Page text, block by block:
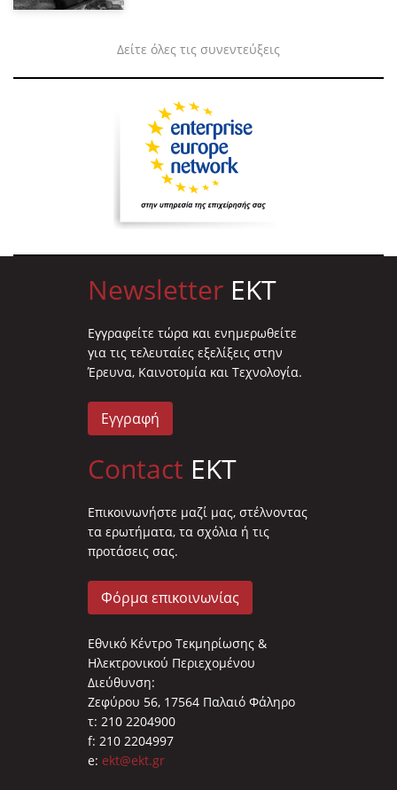
Δείτε όλες τις συνεντεύξεις
Newsletter EKT
Eγγραφείτε τώρα και ενημερωθείτε
για τις τελευταίες εξελίξεις στην
Έρευνα, Καινοτομία και Τεχνολογία.
Εγγραφή
Contact EKT
Επικοινωνήστε μαζί μας, στέλνοντας
τα ερωτήματα, τα σχόλια ή τις
προτάσεις σας.
Φόρμα επικοινωνίας
Εθνικό Κέντρο Τεκμηρίωσης &
Ηλεκτρονικού Περιεχομένου
Διεύθυνση:
Ζεφύρου 56, 17564 Παλαιό Φάληρο
τ: 210 2204900
f: 210 2204997
e: ekt@ekt.gr